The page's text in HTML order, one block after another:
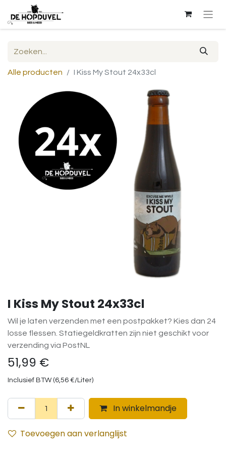
Alle producten I Kiss My Stout 24x33cl
I Kiss My Stout 24x33cl
Wil je laten verzenden met een postpakket? Kies dan 24
losse flessen. Statiegeldkratten zijn niet geschikt voor
verzending via PostNL
51,99 €
Inclusief BTW (6,56 €/Liter)
In winkelmandje
Toevoegen aan verlanglijst